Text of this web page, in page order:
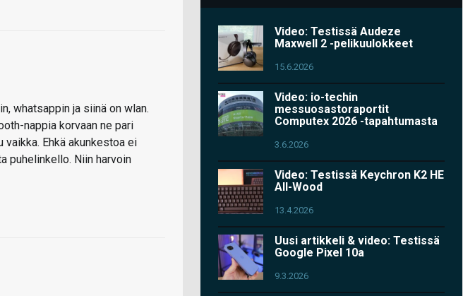
whatsappin ja siinä on wlan.
nappia korvaan ne pari
Ehkä akunkestoa ei
puhelinkello. Niin harvoin
Video: Testissä Audeze
Maxwell 2 -pelikuulokkeet
15.6.2026
Video: io-techin
messuosastoraportit
Computex 2026 -tapahtumasta
3.6.2026
Video: Testissä Keychron K2 HE
All-Wood
13.4.2026
Uusi artikkeli & video: Testissä
Google Pixel 10a
9.3.2026